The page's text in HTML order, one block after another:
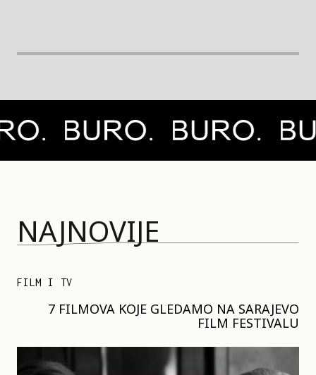
NAJNOVIJE
FILM I TV
7 FILMOVA KOJE GLEDAMO NA SARAJEVO
FILM FESTIVALU